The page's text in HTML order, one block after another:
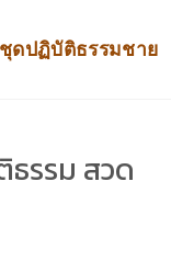
ชุดปฏิบัติธรรมชาย
รรม สวด